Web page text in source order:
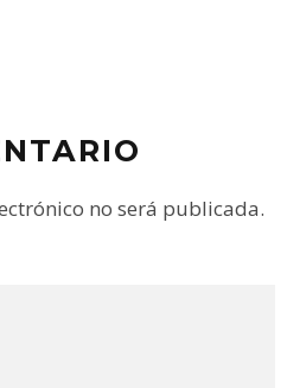
no será publicada.